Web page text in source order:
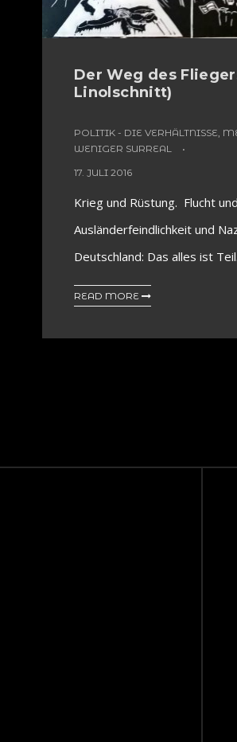
Der Weg des
Linolschnitt)
POLITIK - DIE VERHÄLTNISSE,
WENIGER SURREAL
17. JULI 2016
Krieg und Rüstung. Flucht
Ausländerfeindlichkeit und
Deutschland: Das alles ist
READ MORE